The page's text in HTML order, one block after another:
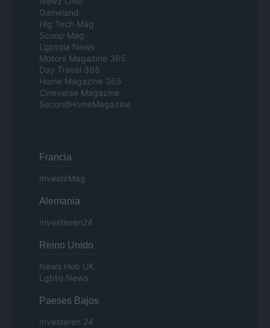
Gameland
Hig Tech Mag
Scoop Mag
Lgbtqia News
Motors Magazine 365
Day Travel 365
Home Magazine 365
Cineverse Magazine
SecondHomeMagazine
Francia
InvestirMag
Alemania
Investieren24
Reino Unido
News Hub UK
Lgbtq News
Paeses Bajos
Investeren 24